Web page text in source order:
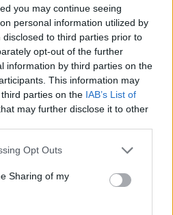
you may continue seeing
personal information utilized by
to third parties prior to
opt-out of the further
information by third parties on the
This information may
parties on the IAB’s List of
may further disclose it to other
Opt Outs
Sharing of my